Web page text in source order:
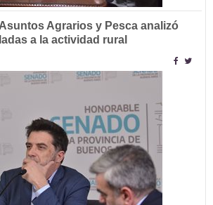
Agrarios y Pesca analizó
a la actividad rural